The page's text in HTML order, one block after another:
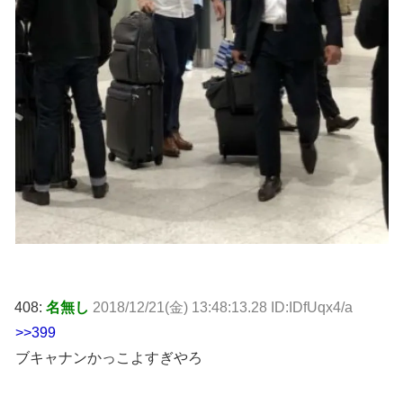
408: 名無し 2018/12/21(金) 13:48:13.28 ID:IDfUqx4/a
>>399
ブキャナンかっこよすぎやろ